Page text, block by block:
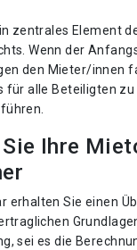
zentrales Element
Wenn der
den Mieter/innen
für alle Beteiligten zu
Ihre
erhalten Sie einen
sei es die